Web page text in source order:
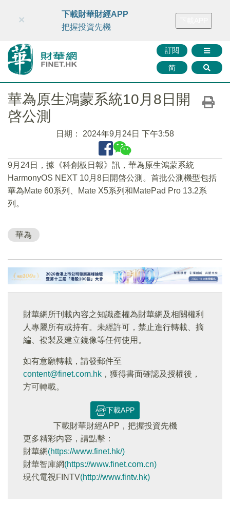
財華智庫網 FINTV FINMETA 財華證券 媒體矩陣
訂閱
简
×
下載財華財經APP
把握投資先機
華為原生鴻蒙系統10月8日開
啓公測
日期： 2024年9月24日 下午3:58
9月24日，據《科創板日報》訊，華為原生鴻蒙系統
HarmonyOS NEXT 10月8日開啓公測。首批公測機型包括
華為Mate 60系列、Mate X5系列和MatePad Pro 13.2系
列。
華為
財華網所刊載內容之知識產權為財華網及相關權利
人專屬所有或持有。未經許可，禁止進行轉載、摘
編、複製及建立鏡像等任何使用。
如有意願轉載，請發郵件至
content@finet.com.hk ，獲得書面確認及授權後，
方可轉載。
下載APP
下載財華財經APP，把握投資先機
更多精彩内容，請點擊：
財華網(https://www.finet.hk/)
財華智庫網(https://www.finet.com.cn)
現代電視FINTV(http://www.fintv.hk)